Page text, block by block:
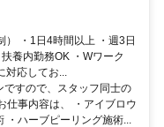
） ・1日4時間以上 ・週3日
養内勤務OK ・Wワーク
応してお...
すので、スタッフ同士の
仕事内容は、 ・アイブロウ
ハーブピーリング施術...